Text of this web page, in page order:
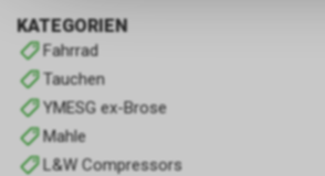
KATEGORIEN
Fahrrad
Tauchen
YMESG ex-Brose
Mahle
L&W Compressors